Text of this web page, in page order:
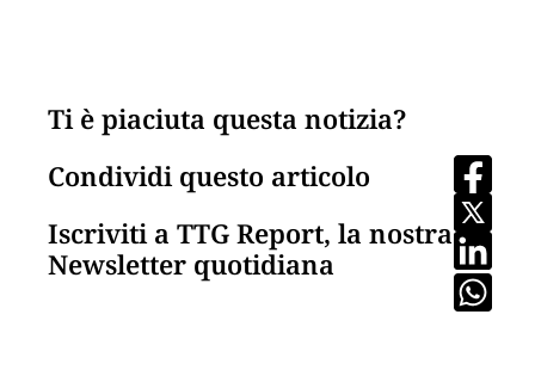
Ti è piaciuta questa notizia?
Condividi questo articolo
Iscriviti a TTG Report, la nostra
Newsletter quotidiana